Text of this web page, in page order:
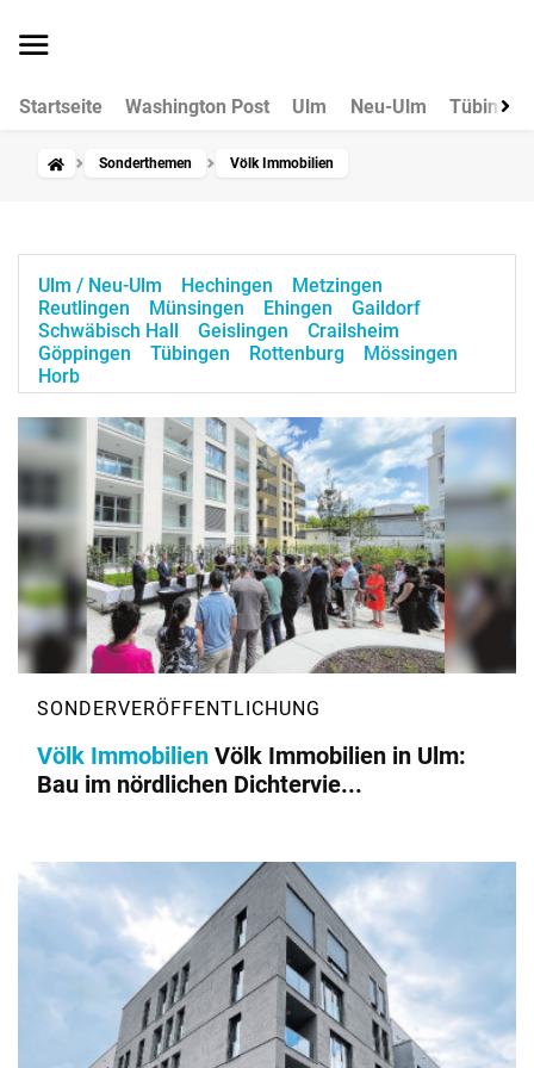
Startseite Washington Post Ulm Neu-Ulm Tübingen
Sonderthemen Völk Immobilien
Ulm / Neu-Ulm Hechingen
Metzingen
Reutlingen
Münsingen Ehingen
Gaildorf
Schwäbisch Hall
Geislingen
Crailsheim
Göppingen
Tübingen Rottenburg
Mössingen
Horb
Völk Immobilien Völk Immobilien in Ulm:
Bau im nördlichen Dichtervie...